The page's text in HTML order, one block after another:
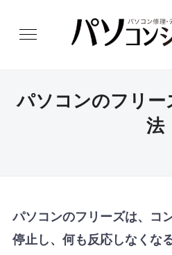
パソコンのフリ
法
パソコンのフリーズは、コ
停止し、何も反応しなくな